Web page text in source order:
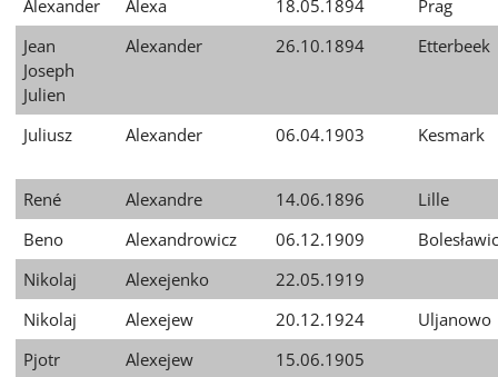
Alexander
Alexa 18.05.1894
Prag
Jean
Joseph
Julien
Alexander 26.10.1894 Etterbeek
Juliusz Alexander 06.04.1903 Kesmark
René Alexandre 14.06.1896
Lille
Beno
Alexandrowicz 06.12.1909
Nikolaj
Alexejenko
22.05.1919
Nikolaj
Alexejew 20.12.1924
Uljanowo
Pjotr
Alexejew
15.06.1905